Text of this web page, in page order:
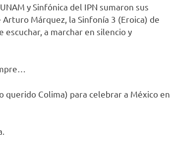
y Sinfónica del IPN sumaron sus
Márquez, la Sinfonía 3 (Eroica) de
escuchar, a marchar en silencio y
Colima) para celebrar a México en